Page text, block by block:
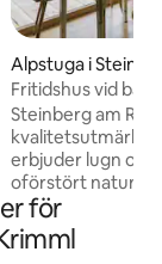
Alpstuga i
an
Fritidshus vid
Steinberg am
erbjuder lugn och
oförstört natur-
över 1000 meter
utsikten över
dagen avslutar dagen. Boendet bjuder in
för